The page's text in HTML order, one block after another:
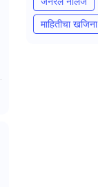
माहितीचा खजिना